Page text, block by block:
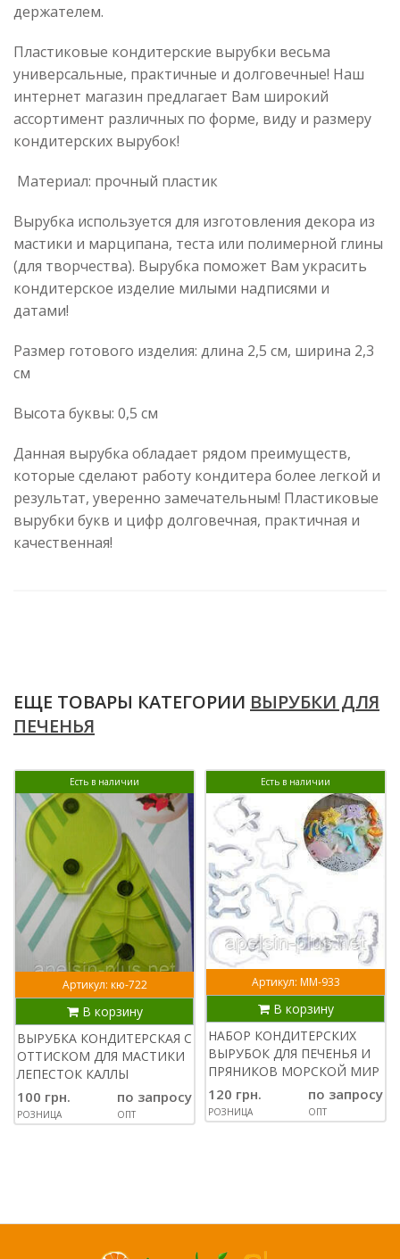
держателем.
Пластиковые кондитерские вырубки весьма
универсальные, практичные и долговечные! Наш
интернет магазин предлагает Вам широкий
ассортимент различных по форме, виду и размеру
кондитерских вырубок!
Материал: прочный пластик
Вырубка используется для изготовления декора из
мастики и марципана, теста или полимерной глины
(для творчества). Вырубка поможет Вам украсить
кондитерское изделие милыми надписями и
датами!
Размер готового изделия: длина 2,5 см, ширина 2,3
см
Высота буквы: 0,5 см
Данная вырубка обладает рядом преимуществ,
которые сделают работу кондитера более легкой и
результат, уверенно замечательным! Пластиковые
вырубки букв и цифр долговечная, практичная и
качественная!
ЕЩЕ ТОВАРЫ КАТЕГОРИИ ВЫРУБКИ ДЛЯ
ПЕЧЕНЬЯ
Есть в наличии
Артикул: кю-722
В корзину
ВЫРУБКА КОНДИТЕРСКАЯ С
ОТТИСКОМ ДЛЯ МАСТИКИ
ЛЕПЕСТОК КАЛЛЫ
100 грн.
РОЗНИЦА
по запросу
ОПТ
Есть в наличии
Артикул: ММ-933
В корзину
НАБОР КОНДИТЕРСКИХ
ВЫРУБОК ДЛЯ ПЕЧЕНЬЯ И
ПРЯНИКОВ МОРСКОЙ МИР
120 грн.
РОЗНИЦА
по запросу
ОПТ